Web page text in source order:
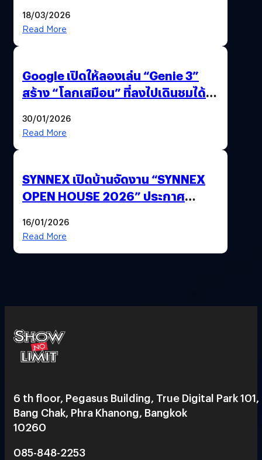
18/03/2026
Read More
Google เปิดให้ลองเล่น “Genie 3”
สร้าง “โลกเสมือน” ที่ลงไปเดินชมได้
30/01/2026
Read More
SYNNEX เปิดบ้านจัดงาน “SYNNEX
OPEN HOUSE 2026” ประกาศ
ได้ 53,000 ล้านบาท
16/01/2026
Read More
6 th floor, Pegasus Building, True Digital Park 101,
Bang Chak, Phra Khanong, Bangkok
10260
085-848-2253